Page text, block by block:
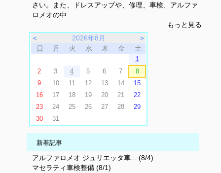
さい。また、ドレスアップや、修理、車検、アルファ
ロメオの中...
もっと見る
＜
2026年8月
＞
日
月 火 水 木 金 土
1
2
3 4 5 6 7
8
9
10 11 12 13 14
15
16
17 18 19 20 21
22
23
24 25 26 27 28
29
30
31
新着記事
アルファロメオ ジュリエッタ車... (8/4)
マセラティ車検整備 (8/1)